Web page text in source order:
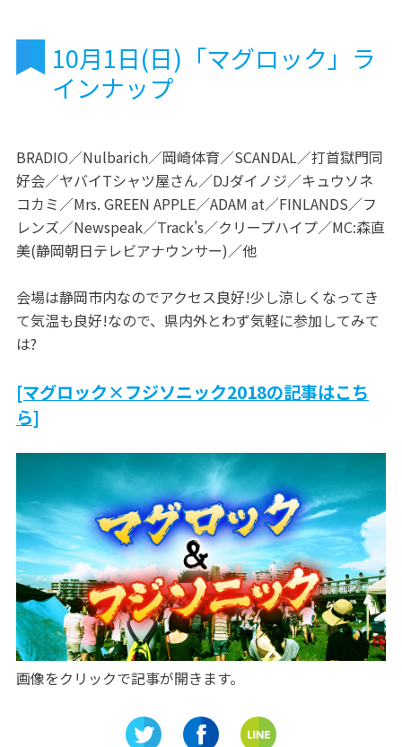
10月1日(日)「マグロック」ラ
インナップ
BRADIO／Nulbarich／岡崎体育／SCANDAL／打首獄門同
好会／ヤバイTシャツ屋さん／DJダイノジ／キュウソネ
コカミ／Mrs. GREEN APPLE／ADAM at／FINLANDS／フ
レンズ／Newspeak／Track's／クリープハイプ／MC:森直
美(静岡朝日テレビアナウンサー)／他
会場は静岡市内なのでアクセス良好!少し涼しくなってき
て気温も良好!なので、県内外とわず気軽に参加してみて
は?
[マグロック×フジソニック2018の記事はこち
ら]
画像をクリックで記事が開きます。